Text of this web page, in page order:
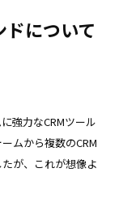
について
に強力なCRMツール
ムから複数のCRM
が、これが想像よ